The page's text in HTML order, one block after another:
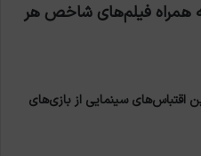
همراه فیلم‌های شاخص هر
اقتباس‌های سینمایی از بازی‌های